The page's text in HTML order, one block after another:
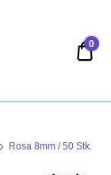
0
Rosa 8mm / 50 Stk.